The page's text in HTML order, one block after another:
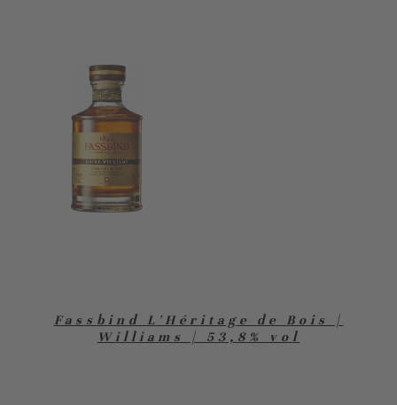
Fassbind L'Héritage de Bois |
Williams | 53,8% vol